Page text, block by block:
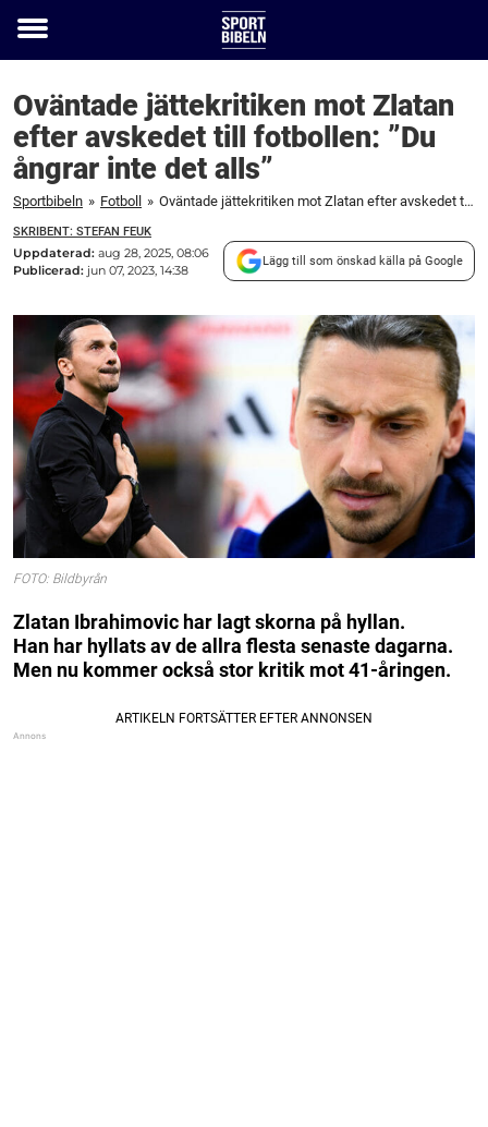
Toggle
Oväntade jättekritiken mot Zlatan
efter avskedet till fotbollen: ”Du
ångrar inte det alls”
Sportbibeln » Fotboll » Oväntade jättekritiken mot Zlatan efter avskedet till fotbollen: "Du ångrar inte det alls"
SKRIBENT: STEFAN FEUK
Uppdaterad: aug 28, 2025, 08:06
Publicerad: jun 07, 2023, 14:38
Lägg till som önskad källa på Google
FOTO: Bildbyrån
Zlatan Ibrahimovic har lagt skorna på hyllan.
Han har hyllats av de allra flesta senaste dagarna.
Men nu kommer också stor kritik mot 41-åringen.